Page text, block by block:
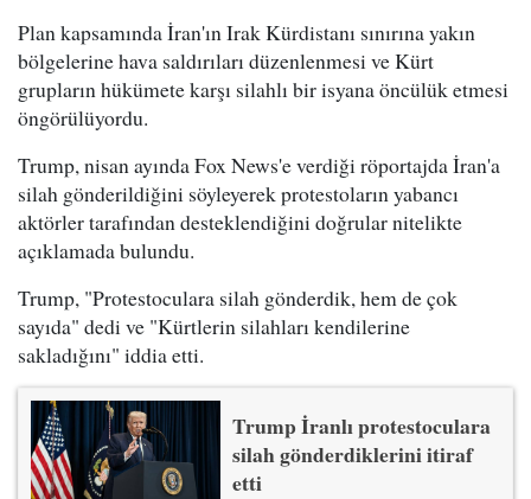
Plan kapsamında İran'ın Irak Kürdistanı sınırına yakın
bölgelerine hava saldırıları düzenlenmesi ve Kürt
grupların hükümete karşı silahlı bir isyana öncülük etmesi
öngörülüyordu.
Trump, nisan ayında Fox News'e verdiği röportajda İran'a
silah gönderildiğini söyleyerek protestoların yabancı
aktörler tarafından desteklendiğini doğrular nitelikte
açıklamada bulundu.
Trump, "Protestoculara silah gönderdik, hem de çok
sayıda" dedi ve "Kürtlerin silahları kendilerine
sakladığını" iddia etti.
Trump İranlı protestoculara
silah gönderdiklerini itiraf
etti